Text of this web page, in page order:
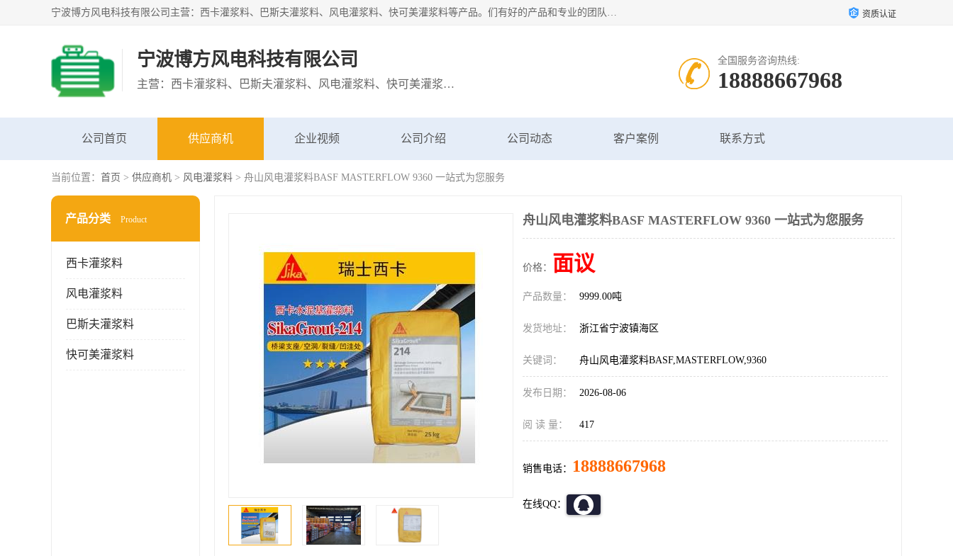
宁波博方风电科技有限公司主营：西卡灌浆料、巴斯夫灌浆料、风电灌浆料、快可美灌浆料等产品。们有好的产品和专业的团队，公司发展迅速，我们为客户提供优质的产品、良好的技术支持、健全的售后服务。 资质认证
宁波博方风电科技有限公司
主营：西卡灌浆料、巴斯夫灌浆料、风电灌浆料、快可美灌浆料等产品
全国服务咨询热线:
18888667968
公司首页 供应商机 企业视频 公司介绍 公司动态 客户案例 联系方式
当前位置： 首页 > 供应商机 > 风电灌浆料 > 舟山风电灌浆料BASF MASTERFLOW 9360 一站式为您服务
产品分类 Product
西卡灌浆料
风电灌浆料
巴斯夫灌浆料
快可美灌浆料
舟山风电灌浆料BASF MASTERFLOW 9360 一站式为您服务
价格： 面议
产品数量： 9999.00吨
发货地址： 浙江省宁波镇海区
关键词： 舟山风电灌浆料BASF,MASTERFLOW,9360
发布日期： 2026-08-06
阅 读 量： 417
销售电话： 18888667968
在线QQ：